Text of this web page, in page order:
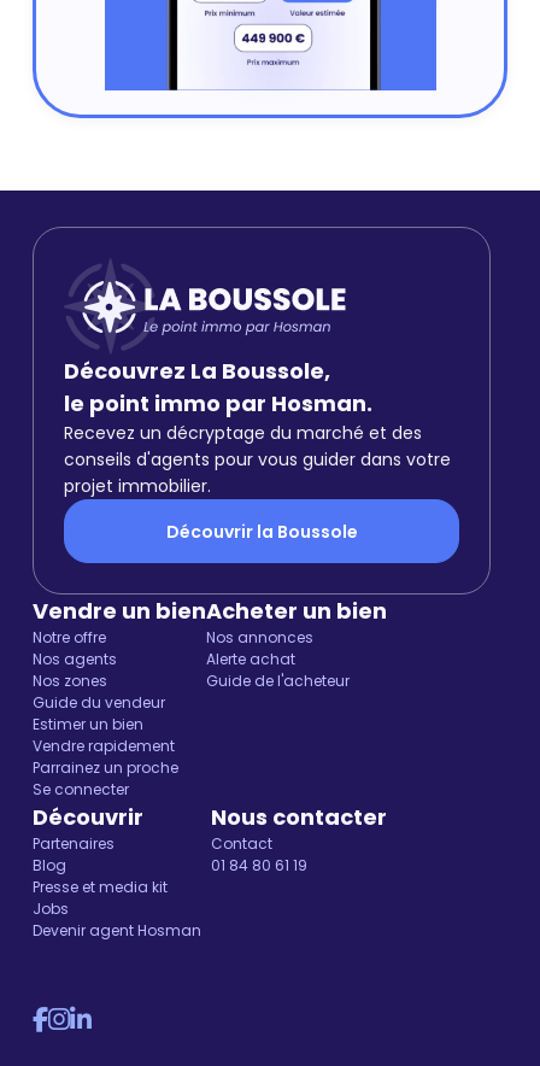
Découvrez La Boussole,
le point immo par Hosman.
Recevez un décryptage du marché et des
conseils d'agents pour vous guider dans votre
projet immobilier.
Découvrir la Boussole
Vendre un bien
Notre offre
Nos agents
Nos zones
Guide du vendeur
Estimer un bien
Vendre rapidement
Parrainez un proche
Se connecter
Acheter un bien
Nos annonces
Alerte achat
Guide de l'acheteur
Découvrir
Partenaires
Blog
Presse et media kit
Jobs
Devenir agent Hosman
Nous contacter
Contact
01 84 80 61 19